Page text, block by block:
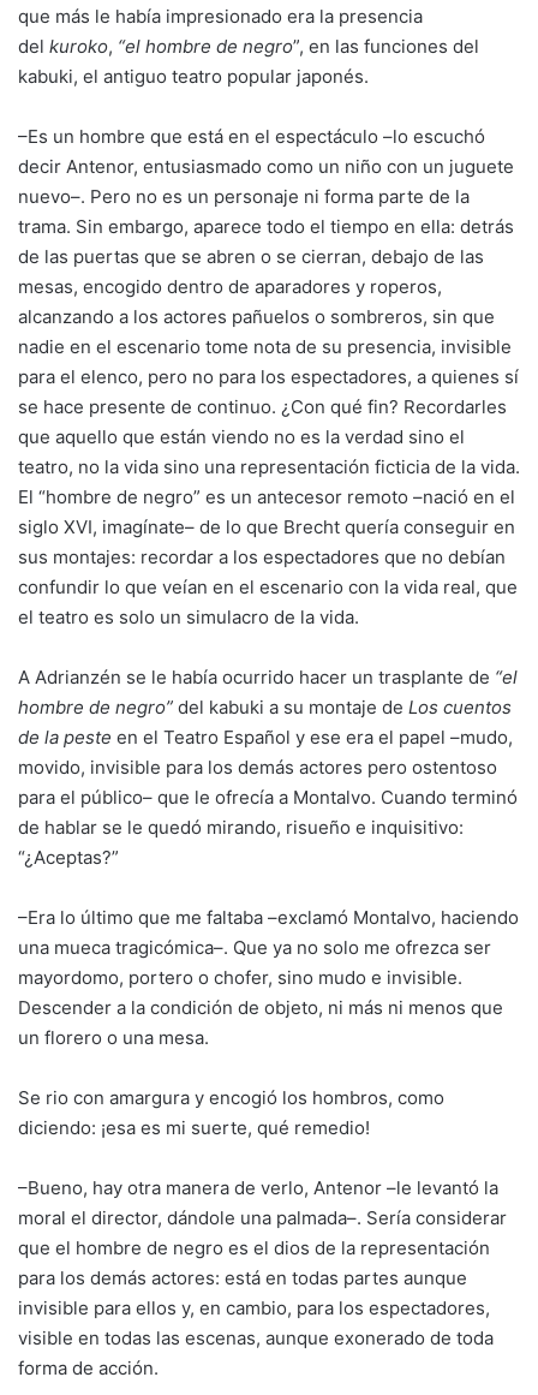
que más le había impresionado era la presencia
del kuroko, “el hombre de negro”, en las funciones del
kabuki, el antiguo teatro popular japonés.
–Es un hombre que está en el espectáculo –lo escuchó
decir Antenor, entusiasmado como un niño con un juguete
nuevo–. Pero no es un personaje ni forma parte de la
trama. Sin embargo, aparece todo el tiempo en ella: detrás
de las puertas que se abren o se cierran, debajo de las
mesas, encogido dentro de aparadores y roperos,
alcanzando a los actores pañuelos o sombreros, sin que
nadie en el escenario tome nota de su presencia, invisible
para el elenco, pero no para los espectadores, a quienes sí
se hace presente de continuo. ¿Con qué fin? Recordarles
que aquello que están viendo no es la verdad sino el
teatro, no la vida sino una representación ficticia de la vida.
El “hombre de negro” es un antecesor remoto –nació en el
siglo XVI, imagínate– de lo que Brecht quería conseguir en
sus montajes: recordar a los espectadores que no debían
confundir lo que veían en el escenario con la vida real, que
el teatro es solo un simulacro de la vida.
A Adrianzén se le había ocurrido hacer un trasplante de “el
hombre de negro” del kabuki a su montaje de Los cuentos
de la peste en el Teatro Español y ese era el papel –mudo,
movido, invisible para los demás actores pero ostentoso
para el público– que le ofrecía a Montalvo. Cuando terminó
de hablar se le quedó mirando, risueño e inquisitivo:
“¿Aceptas?”
–Era lo último que me faltaba –exclamó Montalvo, haciendo
una mueca tragicómica–. Que ya no solo me ofrezca ser
mayordomo, portero o chofer, sino mudo e invisible.
Descender a la condición de objeto, ni más ni menos que
un florero o una mesa.
Se rio con amargura y encogió los hombros, como
diciendo: ¡esa es mi suerte, qué remedio!
–Bueno, hay otra manera de verlo, Antenor –le levantó la
moral el director, dándole una palmada–. Sería considerar
que el hombre de negro es el dios de la representación
para los demás actores: está en todas partes aunque
invisible para ellos y, en cambio, para los espectadores,
visible en todas las escenas, aunque exonerado de toda
forma de acción.